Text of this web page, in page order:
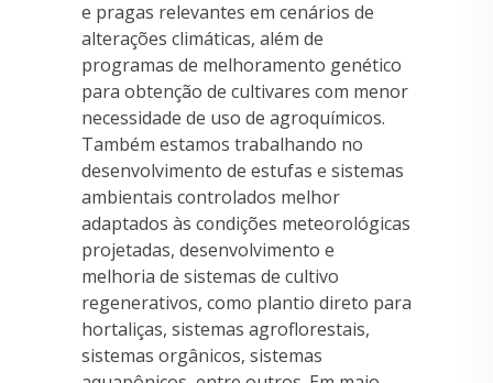
e pragas relevantes em cenários de
alterações climáticas, além de
programas de melhoramento genético
para obtenção de cultivares com menor
necessidade de uso de agroquímicos.
Também estamos trabalhando no
desenvolvimento de estufas e sistemas
ambientais controlados melhor
adaptados às condições meteorológicas
projetadas, desenvolvimento e
melhoria de sistemas de cultivo
regenerativos, como plantio direto para
hortaliças, sistemas agroflorestais,
sistemas orgânicos, sistemas